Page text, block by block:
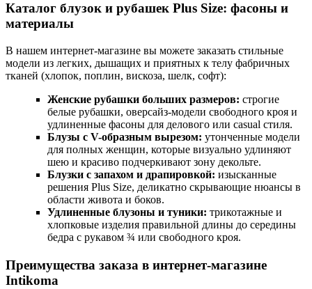
Каталог блузок и рубашек Plus Size: фасоны и
материалы
В нашем интернет-магазине вы можете заказать стильные
модели из легких, дышащих и приятных к телу фабричных
тканей (хлопок, поплин, вискоза, шелк, софт):
Женские рубашки больших размеров: строгие
белые рубашки, оверсайз-модели свободного кроя и
удлиненные фасоны для делового или casual стиля.
Блузы с V-образным вырезом: утонченные модели
для полных женщин, которые визуально удлиняют
шею и красиво подчеркивают зону декольте.
Блузки с запахом и драпировкой: изысканные
решения Plus Size, деликатно скрывающие нюансы в
области живота и боков.
Удлиненные блузоны и туники: трикотажные и
хлопковые изделия правильной длины до середины
бедра с рукавом ¾ или свободного кроя.
Преимущества заказа в интернет-магазине
Intikoma